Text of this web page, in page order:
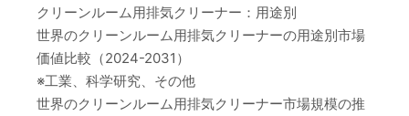
クリーンルーム用排気クリーナー：用途別
世界のクリーンルーム用排気クリーナーの用途別市場
価値比較（2024-2031）
※工業、科学研究、その他
世界のクリーンルーム用排気クリーナー市場規模の推